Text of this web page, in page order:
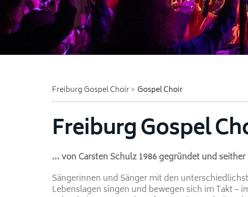
Freiburg Gospel Choir Gospel Choir
Freiburg Gospel
... von Carsten Schulz 1986 gegründet und
Sängerinnen und Sänger mit den
Lebenslagen singen und bewegen sich im Takt –